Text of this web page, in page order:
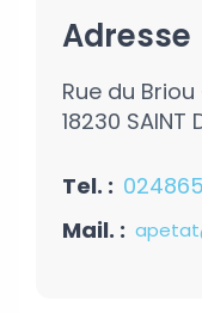
Adresse
Rue du
18230 SAINT
Tel. :
Mail. :